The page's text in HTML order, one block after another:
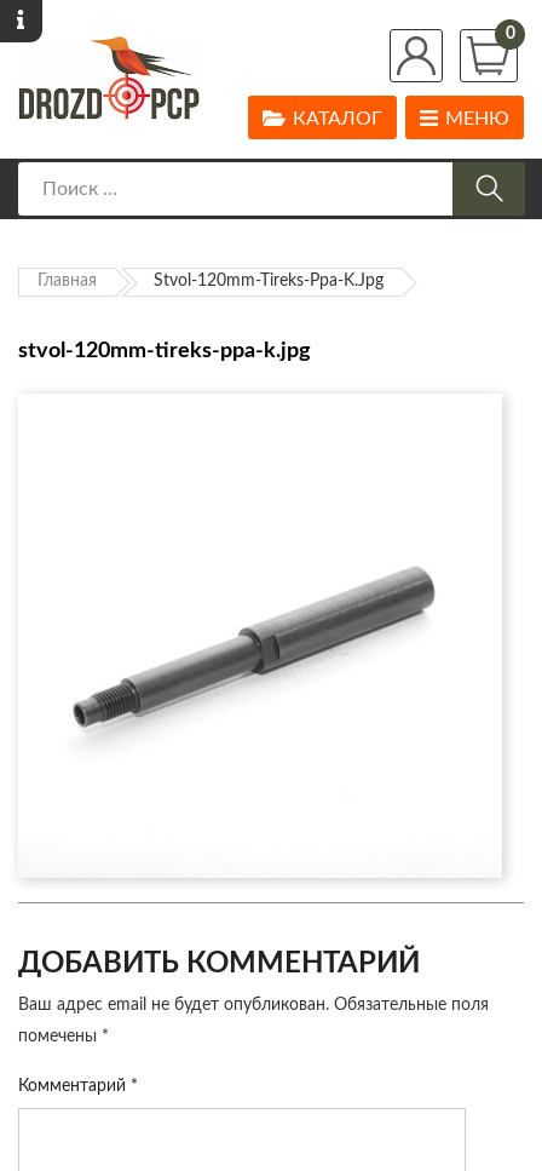
0
МЕНЮ
КАТАЛОГ
Главная Stvol-120mm-Tireks-Ppa-K.jpg
stvol-120mm-tireks-ppa-k.jpg
ДОБАВИТЬ КОММЕНТАРИЙ
Ваш адрес email не будет опубликован. Обязательные поля
помечены *
Комментарий *